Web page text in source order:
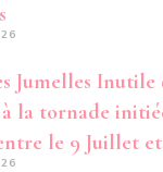
Jumelles
la tornade
le 9 Juillet